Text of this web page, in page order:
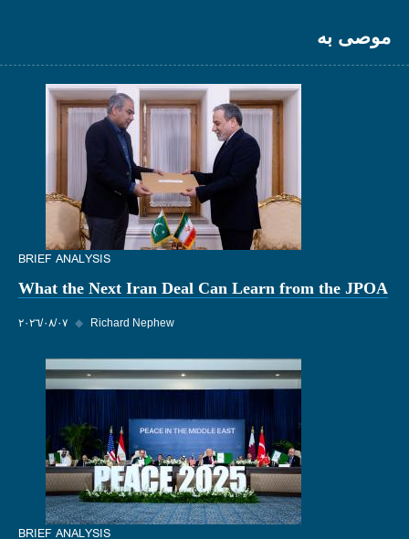
موصى به
BRIEF ANALYSIS
What the Next Iran Deal Can Learn from the JPOA
٠٧‏/٠٨‏/٢٠٢٦ ◆ Richard Nephew
BRIEF ANALYSIS